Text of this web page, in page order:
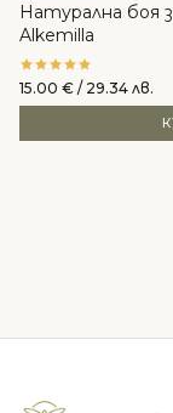
Натурална боя
Alkemilla
15.00 € / 29.34 лв.